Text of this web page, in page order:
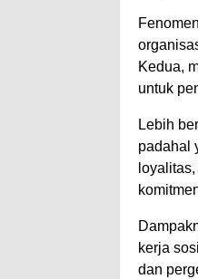
Kedua,
untuk
Lebih
padahal
kerja
dan